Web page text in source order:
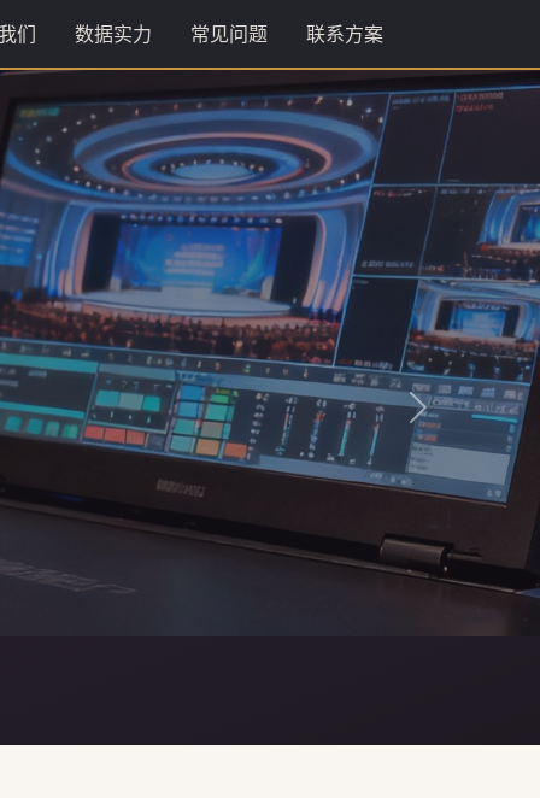
们 数据实力 常见问题 联系方案
下一张